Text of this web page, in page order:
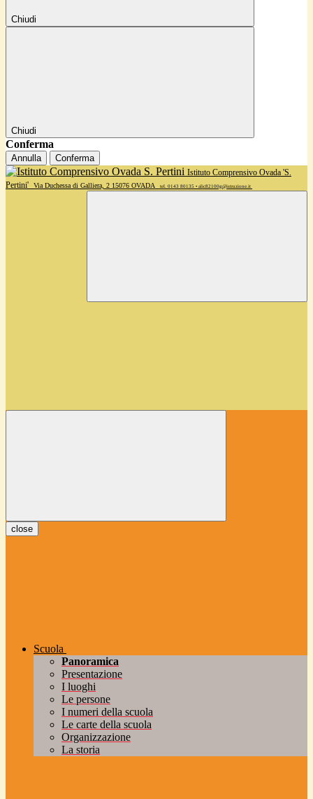
Chiudi
Chiudi
Conferma
Annulla Conferma
Istituto Comprensivo Ovada 'S.
Pertini'
Via Duchessa di Galliera, 2 15076 OVADA tel. 0143 80135 • alic82100g@istruzione.it
close
Scuola
Panoramica
Presentazione
I luoghi
Le persone
I numeri della scuola
Le carte della scuola
Organizzazione
La storia